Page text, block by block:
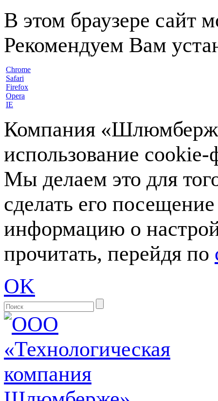
В этом браузере сайт
Рекомендуем Вам
Chrome
Safari
Firefox
Opera
IE
Компания
использование
Мы делаем это для
сделать его
информацию о
прочитать, перейдя по
OK